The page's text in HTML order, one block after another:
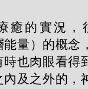
癒的實況，
能量）的概念
也肉眼看得
及之外的，